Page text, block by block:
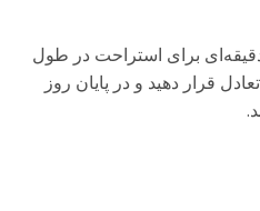
کنید حداقل یک وقفه ۱۵ دقیقه‌ای برای استراحت در طول
قرار دهید و در پایان روز